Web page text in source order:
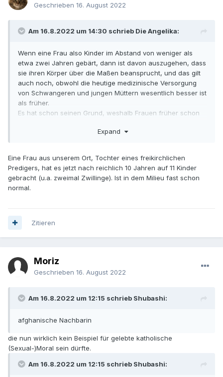
Geschrieben 16. August 2022
Am 16.8.2022 um 14:30 schrieb Die Angelika:
Wenn eine Frau also Kinder im Abstand von weniger als
etwa zwei Jahren gebärt, dann ist davon auszugehen, dass
sie ihren Körper über die Maßen beansprucht, und das gilt
auch noch, obwohl die heutige medizinische Versorgung
von Schwangeren und jungen Müttern wesentlich besser ist
als früher.
Es hat schon seinen Grund, weshalb Frauen früher schon
Expand
Eine Frau aus unserem Ort, Tochter eines freikirchlichen
Predigers, hat es jetzt nach reichlich 10 Jahren auf 11 Kinder
gebracht (u.a. zweimal Zwillinge). Ist in dem Milieu fast schon
normal.
Zitieren
Moriz
Geschrieben 16. August 2022
Am 16.8.2022 um 12:15 schrieb Shubashi:
afghanische Nachbarin
die nun wirklich kein Beispiel für gelebte katholische
(Sexual-)Moral sein dürfte.
Am 16.8.2022 um 12:15 schrieb Shubashi: